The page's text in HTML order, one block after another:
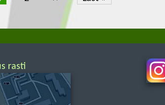
page
rasti